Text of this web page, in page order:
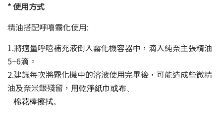
*使用方式
精油搭配呼嘻霧化使用:
1.將適量呼嘻補充液倒入霧化機容器中，滴入純奈主張精油
5~6滴。
2.建議每次將霧化機中的溶液使用完畢後，可能造成些微精
油及奈米銀殘留， 用乾淨紙巾或布、
棉花棒擦拭。